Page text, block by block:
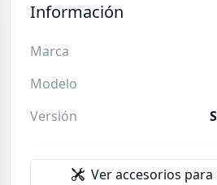
Información
Marca
Modelo
Versión
Ver accesorios